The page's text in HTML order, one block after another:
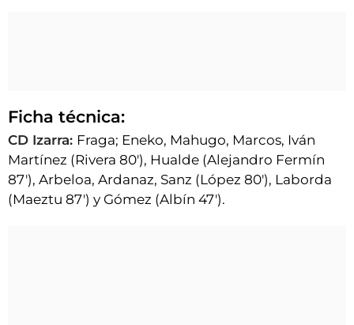
ESQUELAS
CLUB DEL AMIGO MILITANTE
INICIAR SESIÓN
Ficha técnica:
CD Izarra: Fraga; Eneko, Mahugo, Marcos, Iván
Martínez (Rivera 80'), Hualde (Alejandro Fermín
87'), Arbeloa, Ardanaz, Sanz (López 80'), Laborda
(Maeztu 87') y Gómez (Albín 47').